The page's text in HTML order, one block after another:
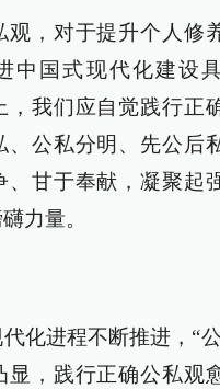
观，对于提升个人修
中国式现代化建设
，我们应自觉践行正
、公私分明、先公后
甘于奉献，凝聚起
力量。
化进程不断推进，“
显，践行正确公私观